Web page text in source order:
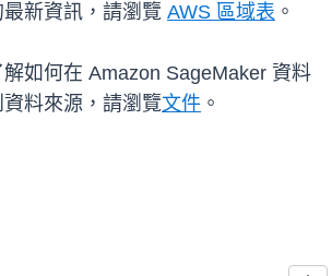
新資訊，請瀏覽 AWS 區域表 。
如何在 Amazon SageMaker 資料
料來源，請瀏覽文件 。